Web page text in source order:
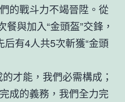
的戰斗力不竭晉陞。從
與加入“金頭盔”交鋒，
有4人共5次斬獲“金頭
才能，我們必需構成；
成的義務，我們全力完